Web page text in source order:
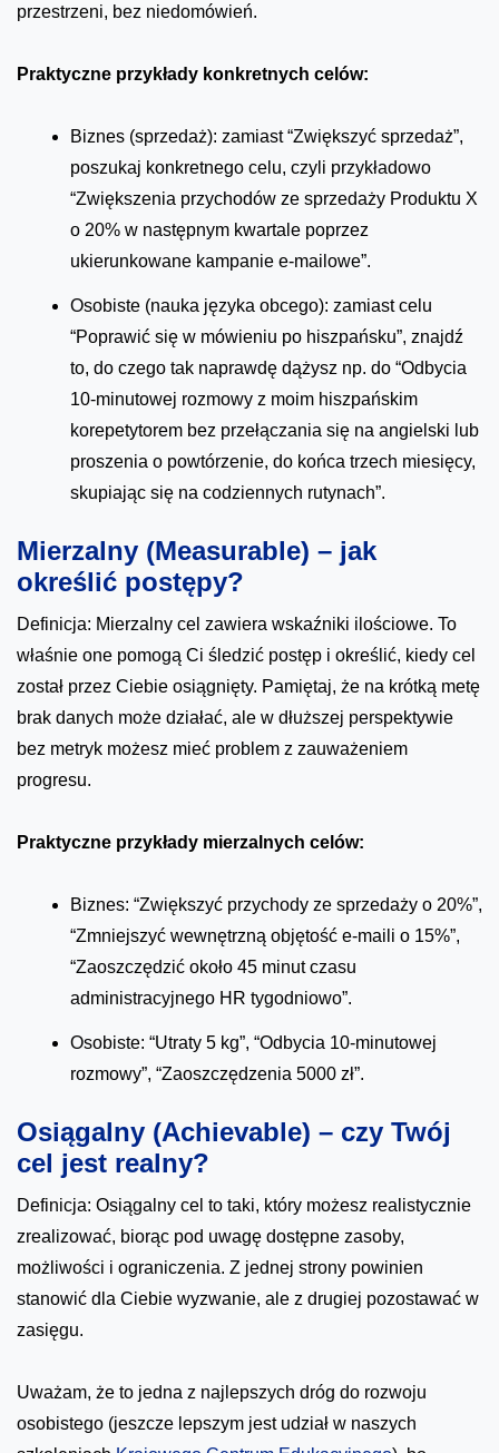
przestrzeni, bez niedomówień.
Praktyczne przykłady konkretnych celów:
Biznes (sprzedaż): zamiast “Zwiększyć sprzedaż”,
poszukaj konkretnego celu, czyli przykładowo
“Zwiększenia przychodów ze sprzedaży Produktu X
o 20% w następnym kwartale poprzez
ukierunkowane kampanie e-mailowe”.
Osobiste (nauka języka obcego): zamiast celu
“Poprawić się w mówieniu po hiszpańsku”, znajdź
to, do czego tak naprawdę dążysz np. do “Odbycia
10-minutowej rozmowy z moim hiszpańskim
korepetytorem bez przełączania się na angielski lub
proszenia o powtórzenie, do końca trzech miesięcy,
skupiając się na codziennych rutynach”.
Mierzalny (Measurable) – jak
określić postępy?
Definicja: Mierzalny cel zawiera wskaźniki ilościowe. To
właśnie one pomogą Ci śledzić postęp i określić, kiedy cel
został przez Ciebie osiągnięty. Pamiętaj, że na krótką metę
brak danych może działać, ale w dłuższej perspektywie
bez metryk możesz mieć problem z zauważeniem
progresu.
Praktyczne przykłady mierzalnych celów:
Biznes: “Zwiększyć przychody ze sprzedaży o 20%”,
“Zmniejszyć wewnętrzną objętość e-maili o 15%”,
“Zaoszczędzić około 45 minut czasu
administracyjnego HR tygodniowo”.
Osobiste: “Utraty 5 kg”, “Odbycia 10-minutowej
rozmowy”, “Zaoszczędzenia 5000 zł”.
Osiągalny (Achievable) – czy Twój
cel jest realny?
Definicja: Osiągalny cel to taki, który możesz realistycznie
zrealizować, biorąc pod uwagę dostępne zasoby,
możliwości i ograniczenia. Z jednej strony powinien
stanowić dla Ciebie wyzwanie, ale z drugiej pozostawać w
zasięgu.
Uważam, że to jedna z najlepszych dróg do rozwoju
osobistego (jeszcze lepszym jest udział w naszych